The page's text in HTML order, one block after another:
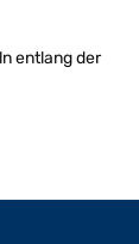
entlang der